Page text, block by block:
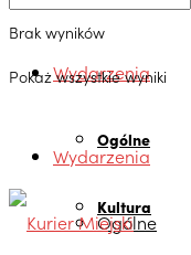
Brak wyników
Pokaż wszystkie wyniki
Wydarzenia
Ogólne
Kultura
Wydarzenia
Ogólne